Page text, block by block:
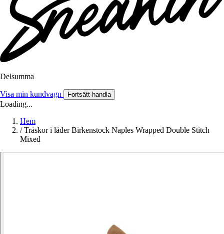
Delsumma
Visa min kundvagn Fortsätt handla
Loading...
Hem
/ Träskor i läder Birkenstock Naples Wrapped Double Stitch
Mixed